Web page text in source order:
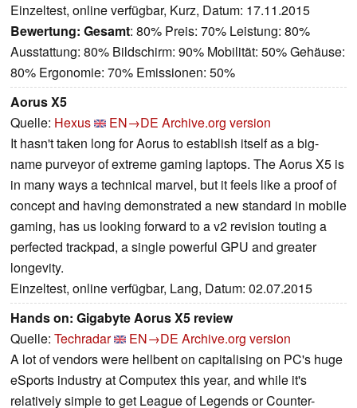
Einzeltest, online verfügbar, Kurz, Datum: 17.11.2015
Bewertung: Gesamt: 80% Preis: 70% Leistung: 80%
Ausstattung: 80% Bildschirm: 90% Mobilität: 50% Gehäuse:
80% Ergonomie: 70% Emissionen: 50%
Aorus X5
Quelle: Hexus EN→DE Archive.org version
It hasn't taken long for Aorus to establish itself as a big-
name purveyor of extreme gaming laptops. The Aorus X5 is
in many ways a technical marvel, but it feels like a proof of
concept and having demonstrated a new standard in mobile
gaming, has us looking forward to a v2 revision touting a
perfected trackpad, a single powerful GPU and greater
longevity.
Einzeltest, online verfügbar, Lang, Datum: 02.07.2015
Hands on: Gigabyte Aorus X5 review
Quelle: Techradar EN→DE Archive.org version
A lot of vendors were hellbent on capitalising on PC's huge
eSports industry at Computex this year, and while it's
relatively simple to get League of Legends or Counter-